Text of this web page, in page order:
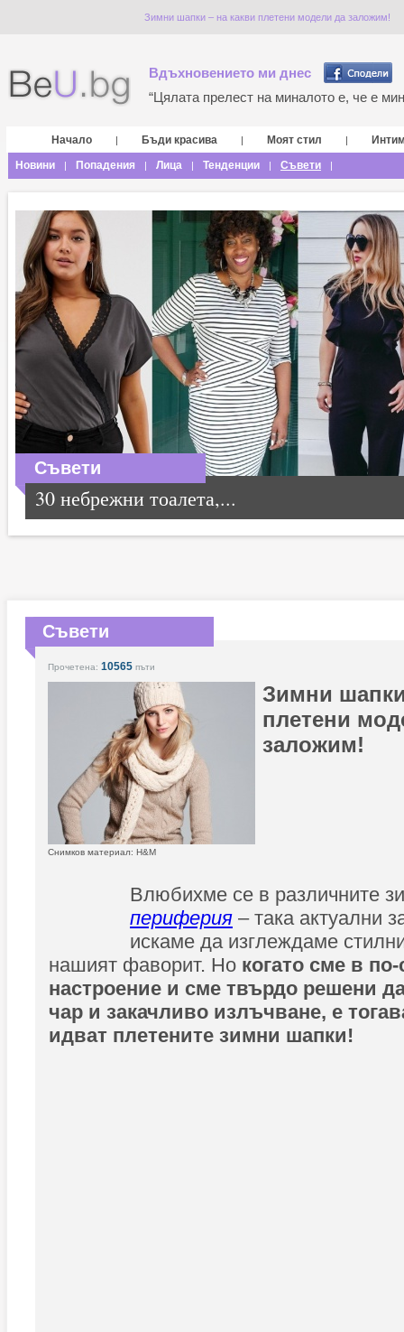
Зимни шапки – на какви плетени модели да заложим!
Вдъхновението ми днес
“Цялата прелест на миналото е, че е
Начало | Бъди красива | Моят стил |
Новини
| Попадения | Лица | Тенденции | Съвети |
Съвети
30 небрежни тоалета,...
Съвети
Прочетена: 10565 пъти
Зимни
плетени
заложим!
Снимков материал: H&M
Влюбихме се в различните
периферия – така актуални
искаме да изглеждаме
нашият фаворит. Но когато сме в по-
настроение и сме твърдо решени
чар и закачливо излъчване, е
идват плетените зимни шапки!